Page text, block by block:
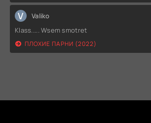
V Valiko
Klass..... Wsem smotret
ПЛОХИЕ ПАРНИ (2022)